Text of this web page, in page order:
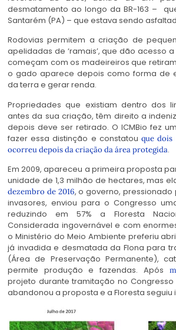
desmatamento ao longo da BR-163 –
Santarém (PA) – que estava sendo
Rodovias permitem a criação de
apelidadas de ‘ramais’, que dão acesso
começam com os madeireiros que
o gado aparece depois como forma de
da terra e gerar renda.
Propriedades que existiam dentro dos
antes da sua criação, têm direito a
depois deve ser retirado. O ICMBio fez
fazer essa distinção e constatouque dois
ocorreu depois da criação da área protegida.
Em 2009, apareceu a primeira proposta
unidade de 1,3 milhão de hectares, mas
dezembro de 2016, o governo,
invasores, enviou para o Congresso
reduzindo em 57% a Floresta
Considerada ingovernável e com
o Ministério do Meio Ambiente preferiu
já invadida e desmatada da Flona para
(Área de Preservação Permanente),
permite produção e fazendas. Após
projeto durante tramitação no
abandonou a proposta e a Floresta seguiu